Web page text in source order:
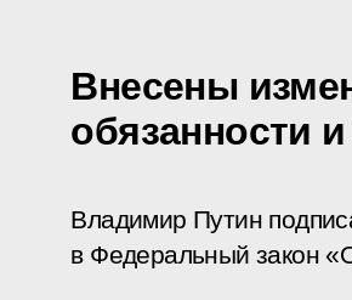
Внесены
обязанности
Владимир Путин
в Федеральный закон